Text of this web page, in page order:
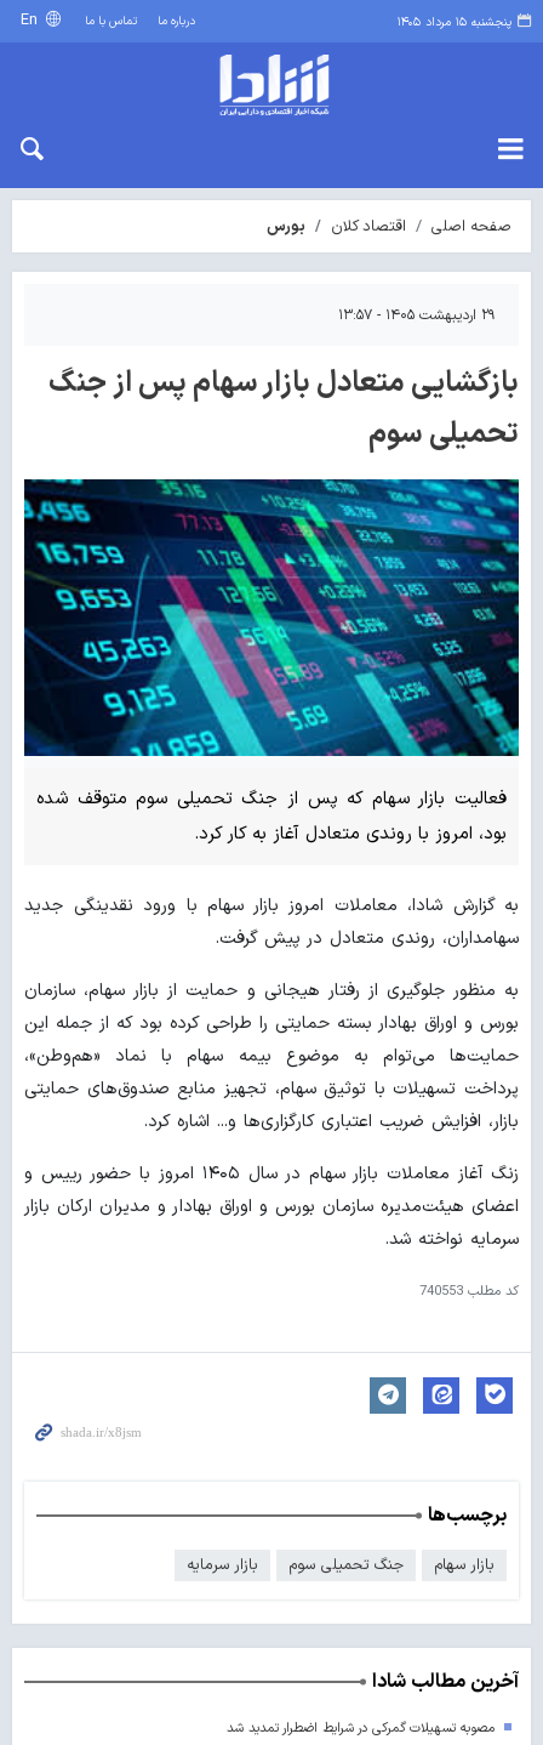
پنجشنبه ۱۵ مرداد ۱۴۰۵ درباره ما تماس با ما
صفحه اصلی اقتصاد کلان بورس
۲۹ اردیبهشت ۱۴۰۵ - ۱۳:۵۷
بازگشایی متعادل بازار سهام پس از جنگ
تحمیلی سوم
فعالیت بازار سهام که پس از جنگ تحمیلی سوم متوقف شده
بود، امروز با روندی متعادل آغاز به کار کرد.
به گزارش شادا، معاملات امروز بازار سهام با ورود نقدینگی جدید
سهامداران، روندی متعادل در پیش گرفت.
به منظور جلوگیری از رفتار هیجانی و حمایت از بازار سهام، سازمان
بورس و اوراق بهادار بسته حمایتی را طراحی کرده بود که از جمله این
حمایت‌ها می‌توام به موضوع بیمه سهام با نماد «هم‌وطن»،
پرداخت تسهیلات با توثیق سهام، تجهیز منابع صندوق‌های حمایتی
بازار، افزایش ضریب اعتباری کارگزاری‌ها و... اشاره کرد.
زنگ آغاز معاملات بازار سهام در سال ۱۴۰۵ امروز با حضور رییس و
اعضای هیئت‌مدیره سازمان بورس و اوراق بهادار و مدیران ارکان بازار
سرمایه نواخته شد.
کد مطلب 740553
برچسب‌ها
بازار سهام جنگ تحمیلی سوم بازار سرمایه
آخرین مطالب شادا
مصوبه تسهیلات گمرکی در شرایط اضطرار تمدید شد